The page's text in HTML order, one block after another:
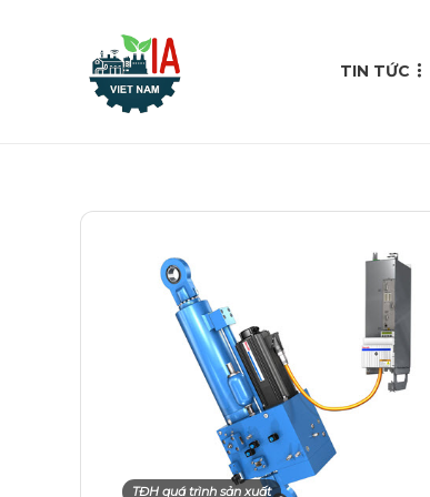
TIN TỨC
TĐH quá trình sản xuất